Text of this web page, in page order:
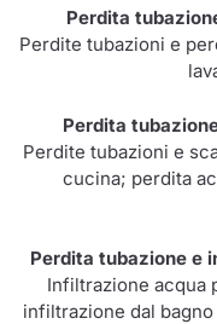
Perdita
Perdite tubazioni e
Perdita
Perdite tubazioni e
cucina; perdita
Perdita tubazione e
Infiltrazione acqua
infiltrazione dal